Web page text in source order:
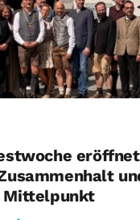
Mittelpunkt